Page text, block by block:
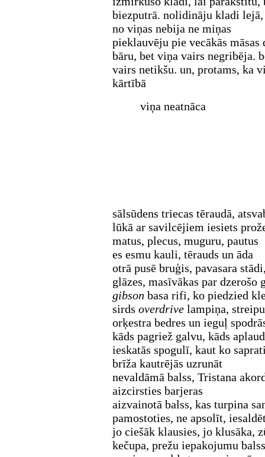
biezputrā. nolidināju kladi
no viņas nebija ne miņas
pieklauvēju pie vecākās
bāru, bet viņa vairs negribēja.
vairs netikšu. un, protams, ka
kārtībā
viņa neatnāca
sālsūdens triecas tēraudā,
lūkā ar savilcējiem iesiets
matus, plecus, muguru, pautus
es esmu kauli, tērauds un āda
otrā pusē bruģis, pavasara
glāzes, masīvākas par
gibson basa rifi, ko piedzied
sirds overdrivelampiņa,
orķestra bedres un ieguļ
kāds pagriež galvu, kāds
ieskatās spogulī, kaut ko
brīža kautrējās uzrunāt
nevaldāmā balss, Tristana
aizcirsties barjeras
aizvainotā balss, kas turpina
pamostoties, ne apsolīt,
jo ciešāk klausies, jo klusāka,
kečupa, prežu iepakojumu balss